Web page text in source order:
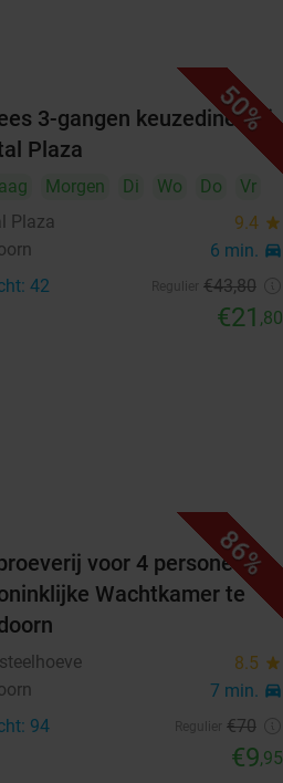
50%
3-gangen keuzediner bij
Plaza
Morgen Di Wo Do
Vr
Plaza
9.4 star
6 min. directions_car
42 €43,80
€21 ,80
86%
voor 4 personen in
Wachtkamer te
8.5 star
7 min. directions_car
94 €70
€9,95